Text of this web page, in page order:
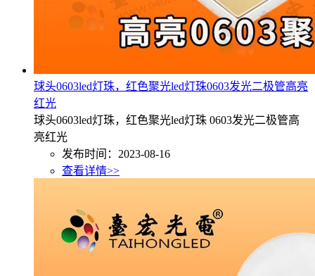
球头0603led灯珠，红色聚光led灯珠0603发光二极管高亮
红光
球头0603led灯珠，红色聚光led灯珠 0603发光二极管高
亮红光
发布时间：2023-08-16
查看详情>>